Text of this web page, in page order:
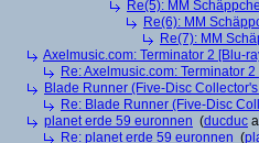
Re(5): MM
Re(6): MM
Re(7): MM
Axelmusic.com: Terminator 2 [Blu-
Re: Axelmusic.com: Terminator
Blade Runner (Five-Disc
Re: Blade Runner (Five-Disc
planet erde 59 euronnen (ducduc
Re: planet erde 59 euronnen (